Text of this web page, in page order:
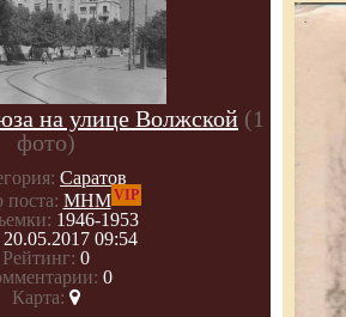
на улице Волжской (1
фото)
Саратов
поста: МНМVIP
1946-1953
20.05.2017 09:54
Рейтинг: 0
0
Карта: